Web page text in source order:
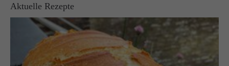
Aktuelle Rezepte